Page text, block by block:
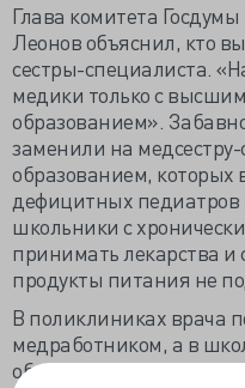
Глава комитета
Леонов объяснил, кто
сестры-специалиста.
медики только с
образованием».
заменили на
образованием,
дефицитных педиатров
школьники с
принимать лекарства
продукты питания не
В поликлиниках врача
медработником, а в
образованием меняют